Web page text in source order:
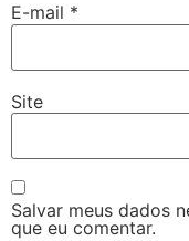
E-mail *
Site
Salvar meus dados
que eu comentar.